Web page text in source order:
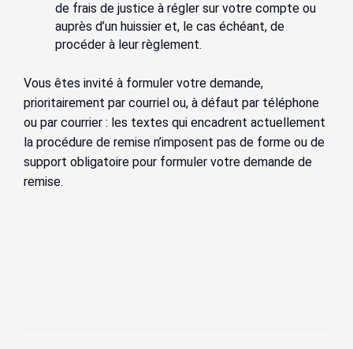
de frais de justice à régler sur votre compte ou
auprès d’un huissier et, le cas échéant, de
procéder à leur règlement.
Vous êtes invité à formuler votre demande,
prioritairement par courriel ou, à défaut par téléphone
ou par courrier : les textes qui encadrent actuellement
la procédure de remise n’imposent pas de forme ou de
support obligatoire pour formuler votre demande de
remise.